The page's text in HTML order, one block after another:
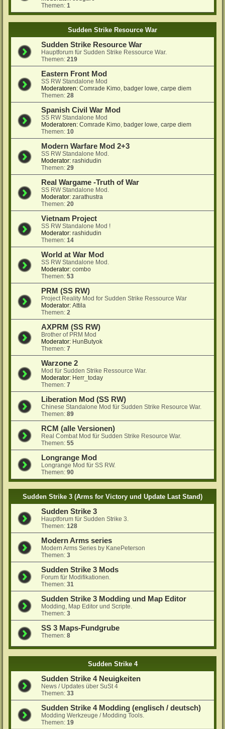
Themen:1
Sudden Strike Resource War
Sudden Strike Resource War
Hauptforum für Sudden Strike Ressource War.
Themen:219
Eastern Front Mod
SS RW Standalone Mod
Moderatoren: Comrade Kimo, badger lowe,carpe diem
Themen:28
Spanish Civil War Mod
SS RW Standalone Mod
Moderatoren: Comrade Kimo, badger lowe,carpe diem
Themen:10
Modern Warfare Mod 2+3
SS RW Standalone Mod.
Moderator: rashidudin
Themen:29
Real Wargame -Truth of War
SS RW Standalone Mod.
Moderator: zarathustra
Themen:20
Vietnam Project
SS RW Standalone Mod !
Moderator: rashidudin
Themen:14
World at War Mod
SS RW Standalone Mod.
Moderator: combo
Themen:53
PRM (SS RW)
Project Reality Mod for Sudden Strike Ressource War
Moderator: Attila
Themen:2
AXPRM (SS RW)
Brother of PRM Mod
Moderator: HunButyok
Themen:7
Warzone 2
Mod für Sudden Strike Ressource War.
Moderator: Herr_today
Themen:7
Liberation Mod (SS RW)
Chinese Standalone Mod für Sudden Strike Resource War.
Themen:89
RCM (alle Versionen)
Real Combat Mod für Sudden Strike Resource War.
Themen:55
Longrange Mod
Longrange Mod für SS RW.
Themen:90
Sudden Strike 3 (Arms for Victory und Update Last Stand)
Sudden Strike 3
Hauptforum für Sudden Strike 3.
Themen:128
Modern Arms series
Modern Arms Series by KanePeterson
Themen:3
Sudden Strike 3 Mods
Forum für Modifikationen.
Themen:31
Sudden Strike 3 Modding und Map Editor
Modding, Map Editor und Scripte.
Themen:3
SS 3 Maps-Fundgrube
Themen:8
Sudden Strike 4
Sudden Strike 4 Neuigkeiten
News / Updates über SuSt 4
Themen:33
Sudden Strike 4 Modding (englisch / deutsch)
Modding Werkzeuge / Modding Tools.
Themen:19